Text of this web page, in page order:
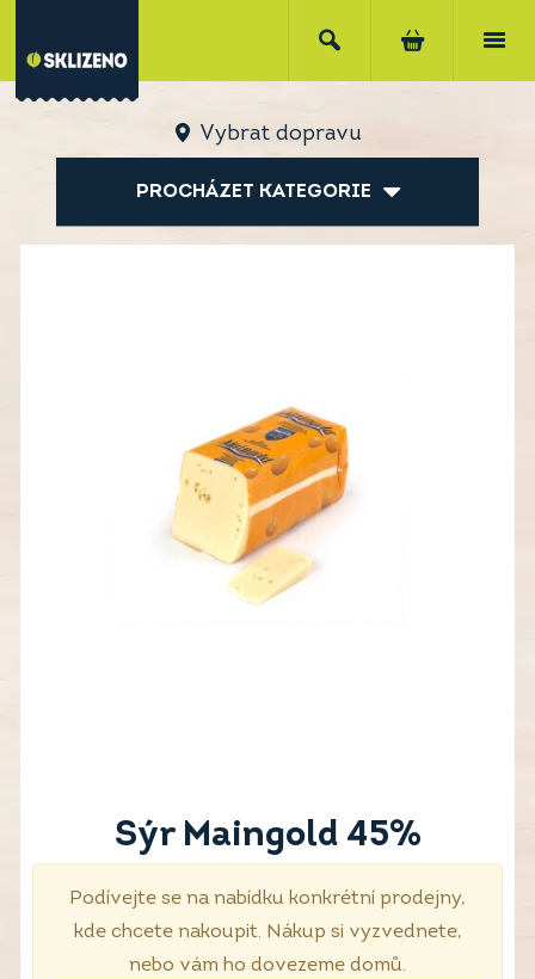
Vybrat dopravu
PROCHÁZET KATEGORIE
Sýr Maingold 45%
Podívejte se na nabídku konkrétní prodejny,
kde chcete nakoupit. Nákup si vyzvednete,
nebo vám ho dovezeme domů.